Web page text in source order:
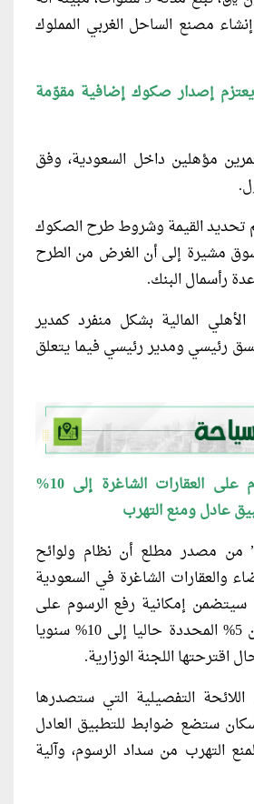
مصنع الساحل الغربي المملوك
إصدار صكوك إضافية مقوّمة
مؤهلين داخل السعودية، وفق
تحديد القيمة وشروط طرح الصكوك
مشيرة إلى أن الغرض من الطرح
رأسمال البنك.
المالية بشكل منفرد كمدير
رئيسي ومدير رئيسي فيما يتعلق
إمكانية رفع الرسوم على العقارات الشاغرة إلى 10%
عادل ومنع التهرب
من مصدر مطلع أن نظام ولوائح
والعقارات الشاغرة في السعودية
سيتضمن إمكانية رفع الرسوم على
العقارات الشاغرة من 5% المحددة حاليا إلى 10% سنويا
اقترحتها اللجنة الوزارية.
التفصيلية التي ستصدرها
ستضع ضوابط للتطبيق العادل
التهرب من سداد الرسوم، وآلية